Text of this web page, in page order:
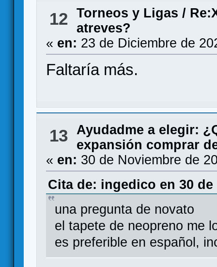
12 Torneos y Ligas /
atreves?
« en: 23 de Diciembre de
Faltaría más.
13 Ayudadme a elegir:
expansión comprar
« en: 30 de Noviembre de
Cita de: ingedico en 30 de
una pregunta de novato
el tapete de neopreno me
es preferible en español,